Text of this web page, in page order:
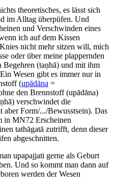
theoretisches, es lässt sich
im Alltag überpüfen. Und
und Verschwinden eines
ich auf dem Kissen
nicht mehr sitzen will, mich
oder über meine plappernden
Begehren (taṇhā) und mit ihm
Wesen gibt es immer nur in
(upādāna =
den Brennstoff (upādāna)
verschwindet die
Form/.../Bewusstsein). Das
in MN72 Erscheinen
tathāgatā zutrifft, denn dieser
abgeschnitten.
upapajjati gerne als Geburt
Und so kommt man dann auf
werden der Wesen